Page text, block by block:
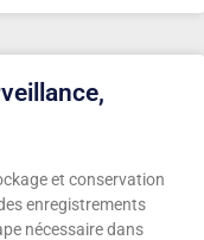
et conservation
enregistrements
nécessaire dans